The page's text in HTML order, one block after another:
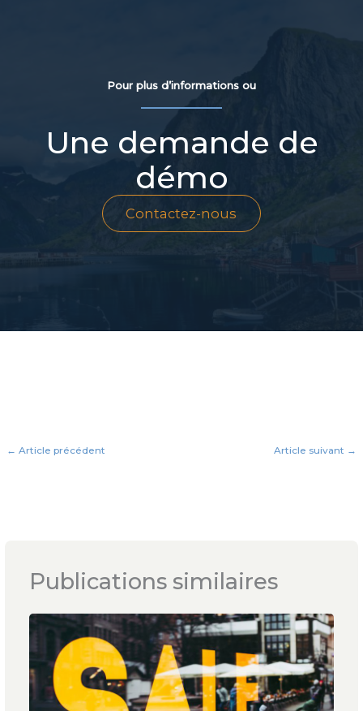
Pour plus d’informations ou
Une demande de
démo
Contactez-nous
← Article précédent Article suivant →
Publications similaires